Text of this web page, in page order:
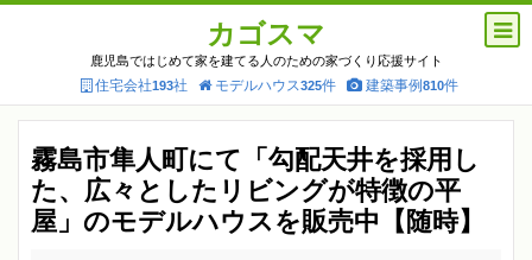
カゴスマ
鹿児島ではじめて家を建てる人のための家づくり応援サイト
住宅会社193社 モデルハウス325件 建築事例810件
霧島市隼人町にて「勾配天井を採用し
た、広々としたリビングが特徴の平
屋」のモデルハウスを販売中【随時】